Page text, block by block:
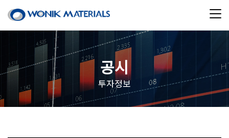
공시
투자정보